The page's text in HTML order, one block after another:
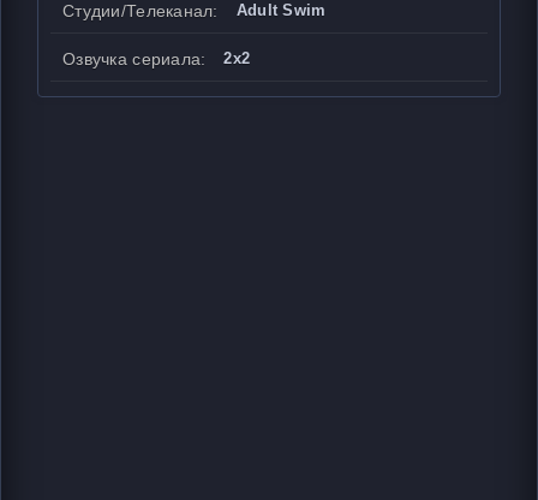
Студии/Телеканал: Adult Swim
Озвучка сериала: 2x2